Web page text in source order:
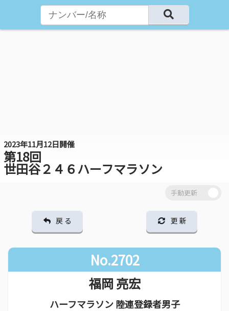
2023年11月12日開催
第18回
世田谷２４６ハーフマラソン
戻 る 更 新
No.2702
福岡 亮宏
ハーフマラソン 陸連登録者男子